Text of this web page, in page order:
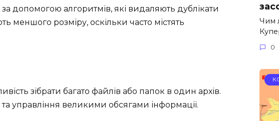
допомогою алгоритмів, які видаляють дублікати
меншого розміру, оскільки часто містять
зібрати багато файлів або папок в один архів.
управління великими обсягами інформації.
Чим
0